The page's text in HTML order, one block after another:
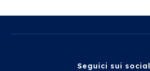
Seguici sui social